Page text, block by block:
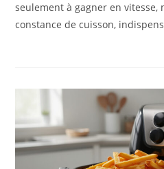
seulement à gagner en vitesse,
constance de cuisson,